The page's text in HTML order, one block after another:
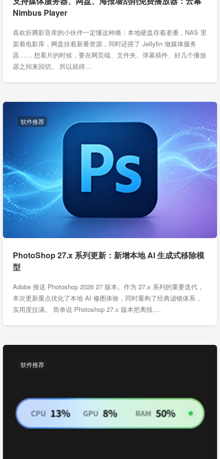
Nimbus Player
喜欢折腾影音库的小伙伴一定懂这种痛：本地硬盘存着老番，NAS 里
架着电影库，网盘挂着新番资源，同时还搭了 Jellyfin 做媒体服务
器…… 想看片的时候，要在网页端、文件夹、弹幕插件、好几个播放
器之间来回切。 所以就得…
软件推荐
PhotoShop 27.x 系列更新：新增本地 AI 生成式移除模
型
Adobe 推送 Photoshop 2026 27 版本。作为 27.x 系列的重要迭代，
本次更新重点优化了本地 AI 修图体验，同时重构了经典滤镜体系，
实用度拉满。 简单说 Photoshop 27.x 版本把离线 …
软件推荐